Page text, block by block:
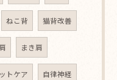
ねこ背 猫背改善
まき肩
トケア 自律神経